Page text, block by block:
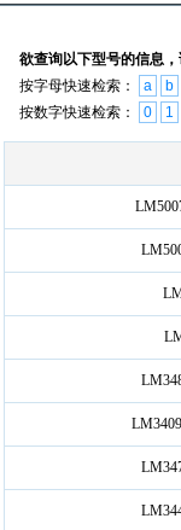
欲查询以下型号的信息
按字母快速检索：
a b
按数字快速检索：
0 1